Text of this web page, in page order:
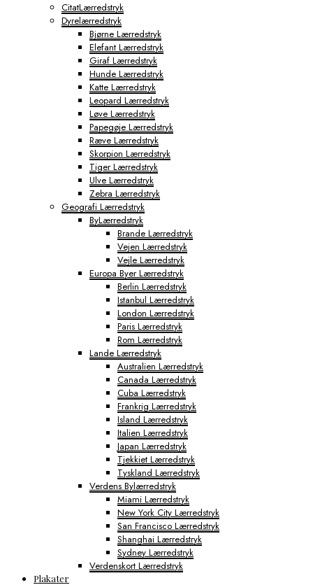
CitatLærredstryk
Dyrelærredstryk
Bjørne Lærredstryk
Elefant Lærredstryk
Giraf Lærredstryk
Hunde Lærredstryk
Katte Lærredstryk
Leopard Lærredstryk
Løve Lærredstryk
Papegøje Lærredstryk
Ræve Lærredstryk
Skorpion Lærredstryk
Tiger Lærredstryk
Ulve Lærredstryk
Zebra Lærredstryk
Geografi Lærredstryk
ByLærredstryk
Brande Lærredstryk
Vejen Lærredstryk
Vejle Lærredstryk
Europa Byer Lærredstryk
Berlin Lærredstryk
Istanbul Lærredstryk
London Lærredstryk
Paris Lærredstryk
Rom Lærredstryk
Lande Lærredstryk
Australien Lærredstryk
Canada Lærredstryk
Cuba Lærredstryk
Frankrig Lærredstryk
Island Lærredstryk
Italien Lærredstryk
Japan Lærredstryk
Tjekkiet Lærredstryk
Tyskland Lærredstryk
Verdens Bylærredstryk
Miami Lærredstryk
New York City Lærredstryk
San Francisco Lærredstryk
Shanghai Lærredstryk
Sydney Lærredstryk
Verdenskort Lærredstryk
Plakater